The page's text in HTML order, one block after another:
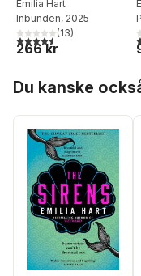
Emilia Hart
Inbunden, 2025
4,5utav 5 stjärnor. Totalt
(13)
266 kr
Du kanske